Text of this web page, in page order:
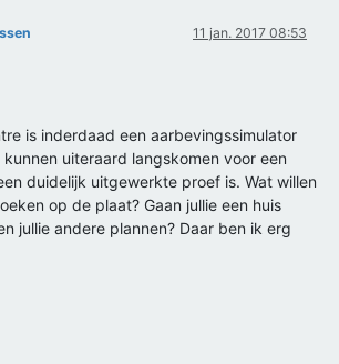
11 jan. 2017 08:53
is inderdaad een aarbevingssimulator
uiteraard langskomen voor een
duidelijk uitgewerkte proef is. Wat willen
op de plaat? Gaan jullie een huis
jullie andere plannen? Daar ben ik erg